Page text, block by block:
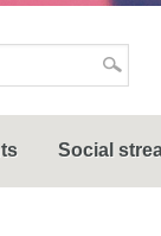
Social